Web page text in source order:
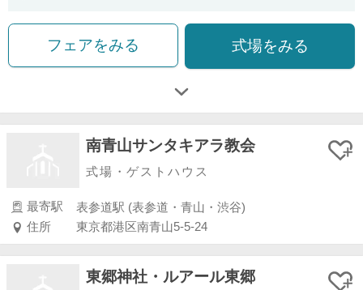
フェアをみる 式場をみる
南青山サンタキアラ教会
式場・ゲストハウス
最寄駅
表参道駅 (表参道・青山・渋谷)
住所
東京都港区南青山5-5-24
東郷神社・ルアール東郷